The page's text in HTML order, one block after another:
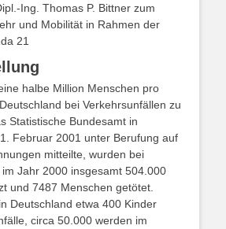
Ing. Thomas P. Bittner zum
und Mobilität in Rahmen der
21
halbe Million Menschen pro
bei Verkehrsunfällen zu
Statistische Bundesamt in
Februar 2001 unter Berufung auf
mitteilte, wurden bei
Jahr 2000 insgesamt 504.000
und 7487 Menschen getötet.
Deutschland etwa 400 Kinder
circa 50.000 werden im